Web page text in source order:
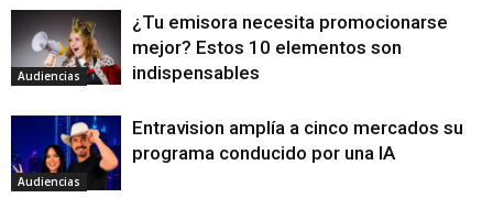
Audiencias
¿Tu emisora necesita promocionarse
mejor? Estos 10 elementos son
indispensables
Audiencias
Entravision amplía a cinco mercados su
programa conducido por una IA